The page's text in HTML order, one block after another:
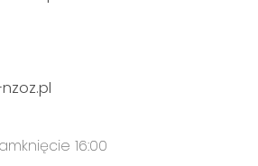
16:00